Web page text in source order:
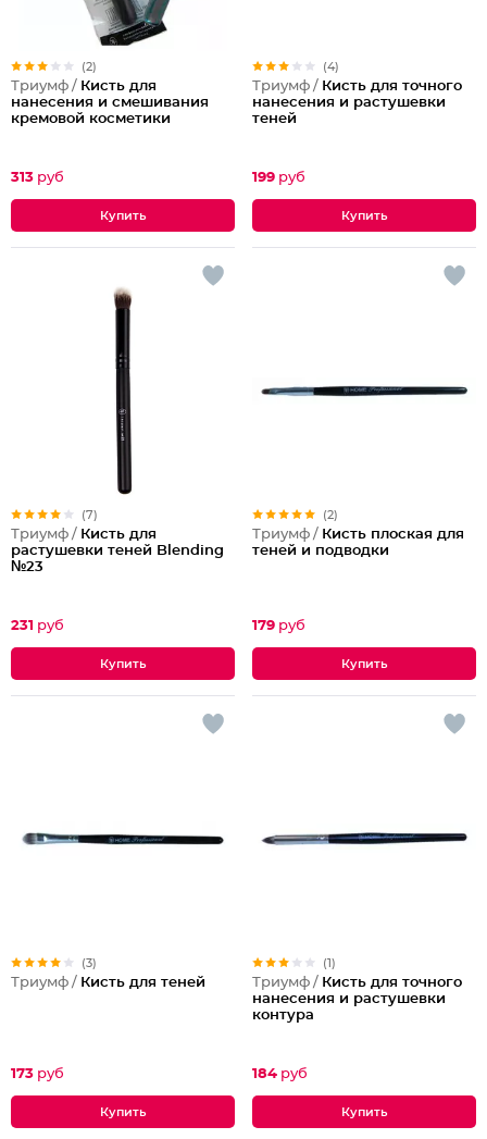
(2)
Триумф / Кисть для
нанесения и смешивания
кремовой косметики
313 руб
(4)
Триумф / Кисть для точного
нанесения и растушевки
теней
199 руб
(7)
Триумф / Кисть для
растушевки теней Blending
№23
231 руб
(2)
Триумф / Кисть плоская для
теней и подводки
179 руб
(3)
Триумф / Кисть для теней
173 руб
(1)
Триумф / Кисть для точного
нанесения и растушевки
контура
184 руб